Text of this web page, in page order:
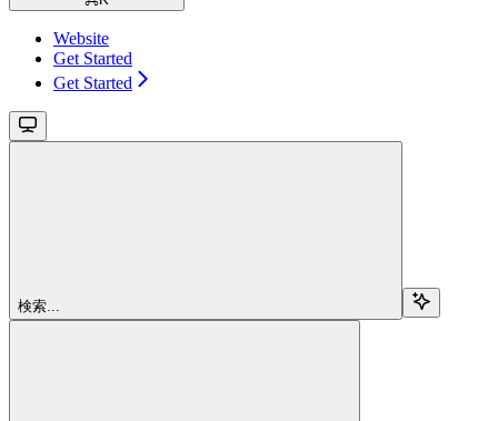
Website
Get Started
Get Started
検索...